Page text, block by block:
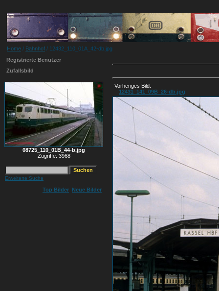
Home / Bahnhof / 12432_110_01A_42-db.jpg
Registrierte Benutzer
Zufallsbild
08725_110_01B_44-b.jpg
Zugriffe: 3968
Erweiterte Suche
Top Bilder Neue Bilder
Vorheriges Bild:
12431_141_09B_26-db.jpg